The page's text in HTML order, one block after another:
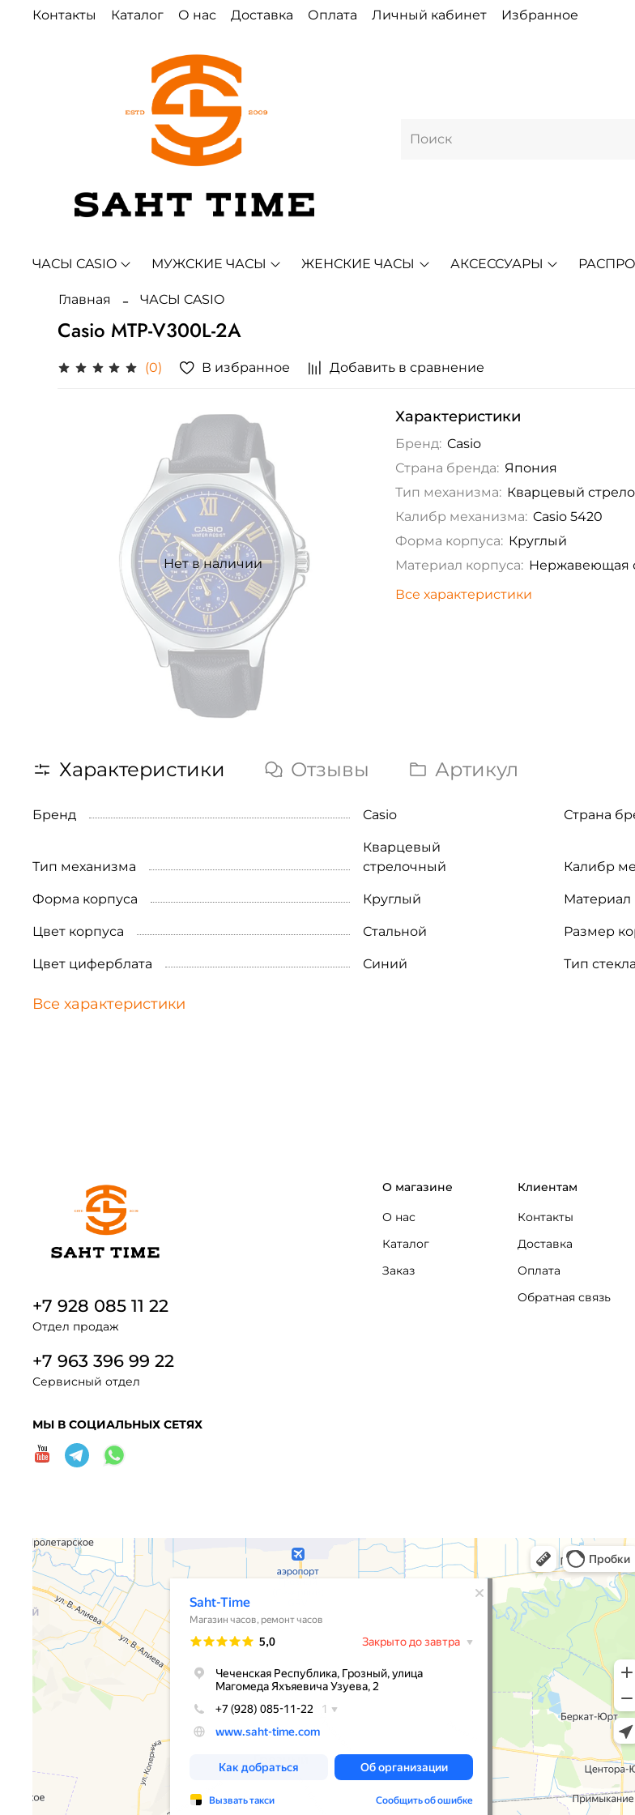
Контакты Каталог О нас Доставка Оплата Личный кабинет Избранное
ЧАСЫ CASIO МУЖСКИЕ ЧАСЫ ЖЕНСКИЕ ЧАСЫ АКСЕССУАРЫ
Главная ЧАСЫ CASIO
Casio MTP-V300L-2A
(0) В избранное Добавить в сравнение
Нет в наличии
Характеристики
Бренд: Casio
Страна бренда: Япония
Тип механизма: Кварцевый
Калибр механизма: Casio 5420
Форма корпуса: Круглый
Материал корпуса: Нержавеющая
Все характеристики
Характеристики Отзывы Артикул
Бренд Casio Страна
Тип механизма
Кварцевый
стрелочный
Калибр
Форма корпуса Круглый Материал
Цвет корпуса Стальной Размер
Цвет циферблата Синий Тип стекла
Все характеристики
О магазине
О нас
Каталог
Заказ
Клиентам
Контакты
Доставка
Оплата
Обратная связь
+7 928 085 11 22
Отдел продаж
+7 963 396 99 22
Сервисный отдел
МЫ В СОЦИАЛЬНЫХ СЕТЯХ